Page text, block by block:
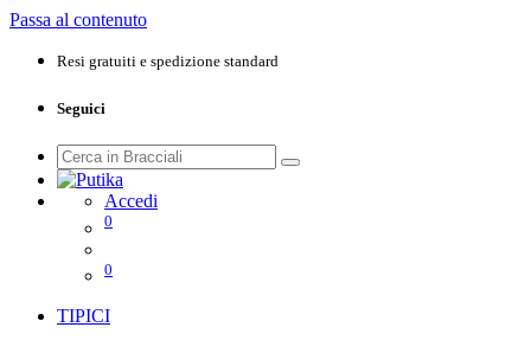
Passa al contenuto
Resi gratuiti e spedizione standard
Seguici
Accedi
0
0
TIPICI